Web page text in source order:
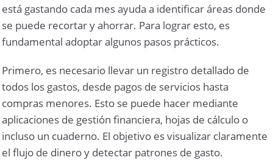
está gastando cada mes ayuda a identificar áreas donde
se puede recortar y ahorrar. Para lograr esto, es
fundamental adoptar algunos pasos prácticos.
Primero, es necesario llevar un registro detallado de
todos los gastos, desde pagos de servicios hasta
compras menores. Esto se puede hacer mediante
aplicaciones de gestión financiera, hojas de cálculo o
incluso un cuaderno. El objetivo es visualizar claramente
el flujo de dinero y detectar patrones de gasto.